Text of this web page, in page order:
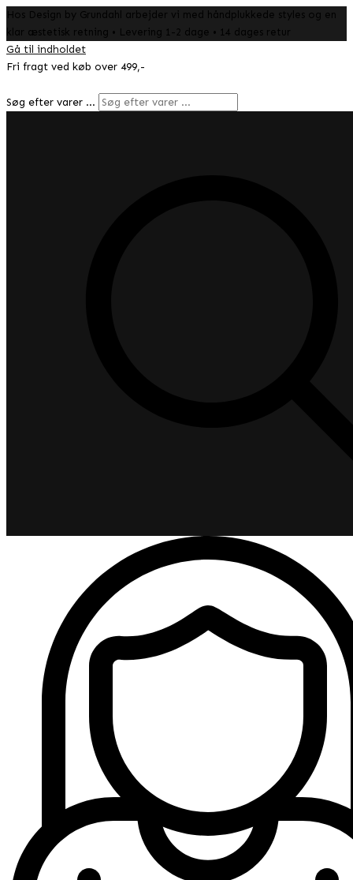
Hos Design by Grundahl arbejder vi med håndplukkede styles og en
klar æstetisk retning • Levering 1-2 dage • 14 dages retur
Gå til indholdet
Fri fragt ved køb over 499,-
Søg efter varer …